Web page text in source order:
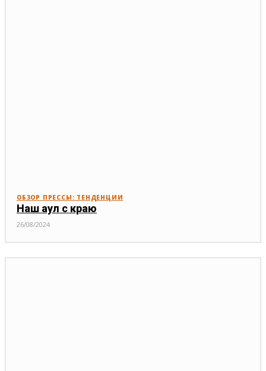
ОБЗОР ПРЕССЫ: ТЕНДЕНЦИИ
Наш аул с краю
26/08/2024